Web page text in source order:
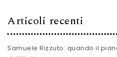
Articoli recenti
Samuele Rizzuto: quando il